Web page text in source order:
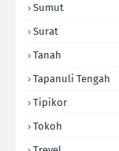
Sumut
Surat
Tanah
Tapanuli Tengah
Tipikor
Tokoh